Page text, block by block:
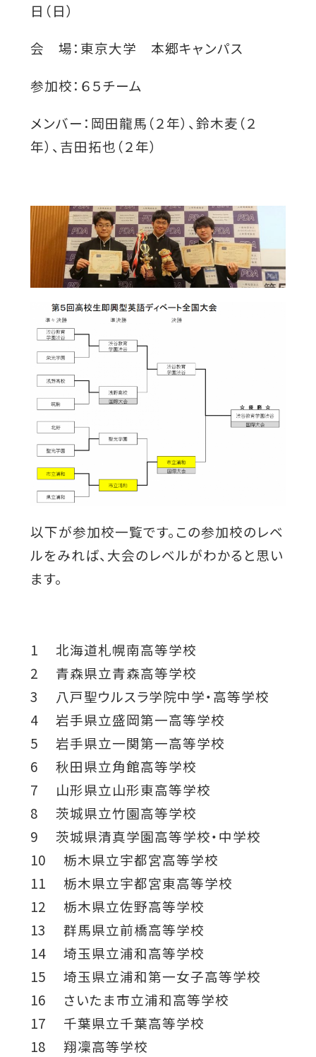
日（日）
会 場：東京大学 本郷キャンパス
参加校：６５チーム
メンバー：岡田龍馬（２年）、鈴木麦（２
年）、吉田拓也（２年）
以下が参加校一覧です。この参加校のレベ
ルをみれば、大会のレベルがわかると思い
ます。
1 北海道札幌南高等学校
2 青森県立青森高等学校
3 八戸聖ウルスラ学院中学・高等学校
4 岩手県立盛岡第一高等学校
5 岩手県立一関第一高等学校
6 秋田県立角館高等学校
7 山形県立山形東高等学校
8 茨城県立竹園高等学校
9 茨城県清真学園高等学校・中学校
10 栃木県立宇都宮高等学校
11 栃木県立宇都宮東高等学校
12 栃木県立佐野高等学校
13 群馬県立前橋高等学校
14 埼玉県立浦和高等学校
15 埼玉県立浦和第一女子高等学校
16 さいたま市立浦和高等学校
17 千葉県立千葉高等学校
18 翔凜高等学校